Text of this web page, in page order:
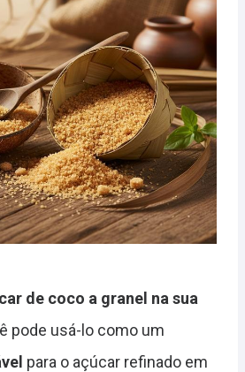
de coco a granel na sua
pode usá-lo como um
para o açúcar refinado em